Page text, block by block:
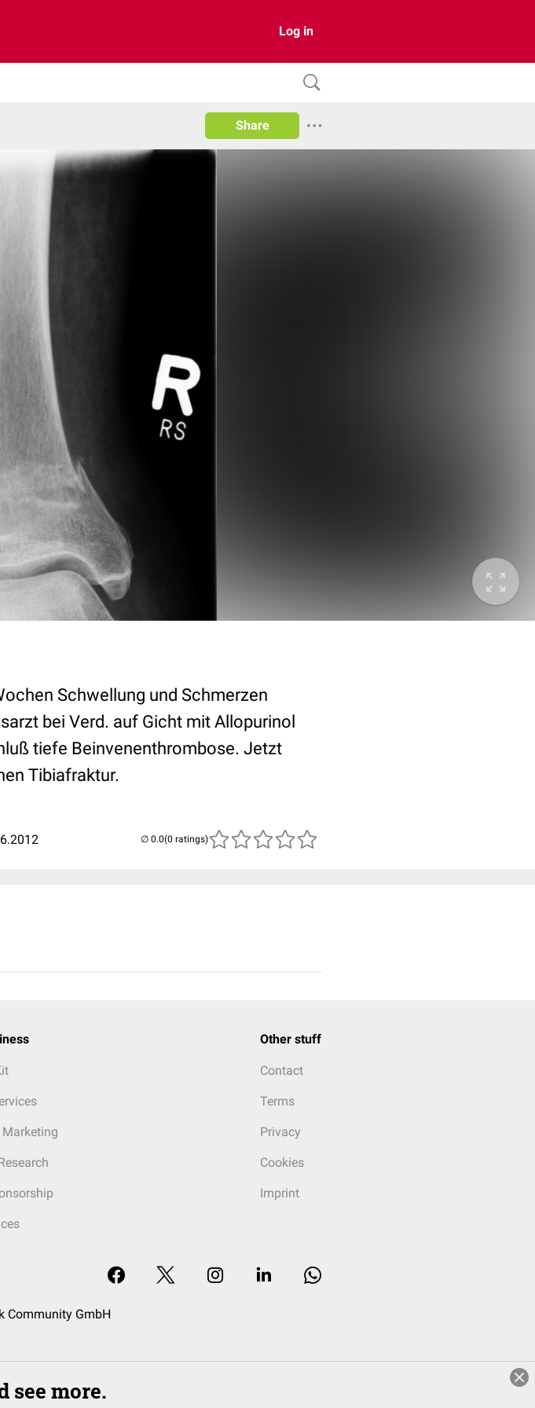
Log in
Share
Schwellung und Schmerzen
bei Verd. auf Gicht mit Allopurinol
tiefe Beinvenenthrombose. Jetzt
Tibiafraktur.
(0 ratings)
Other stuff
Contact
Terms
Privacy
Cookies
Imprint
Community GmbH
see more.